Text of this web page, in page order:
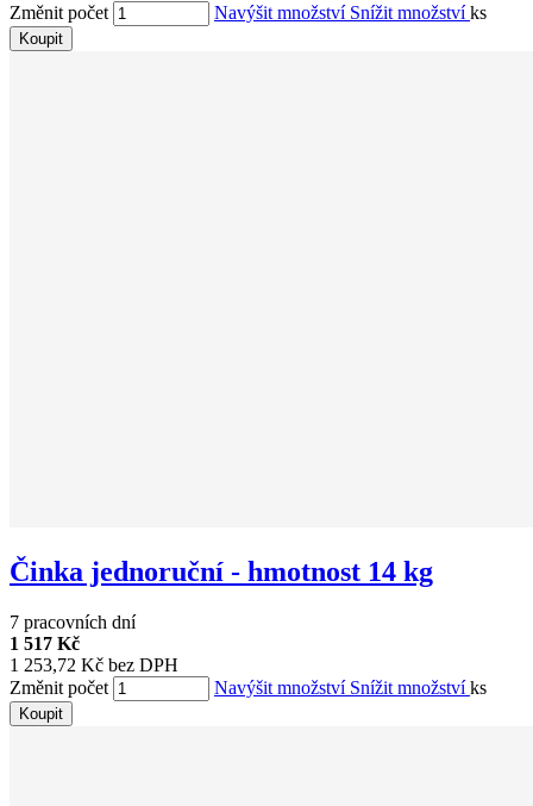
Změnit počet
Navýšit množství Snížit množstvíks
Koupit
Činka jednoruční - hmotnost 14 kg
7 pracovních dní
1 517 Kč
1 253,72 Kč bez DPH
Změnit počet
Navýšit množství Snížit množstvíks
Koupit